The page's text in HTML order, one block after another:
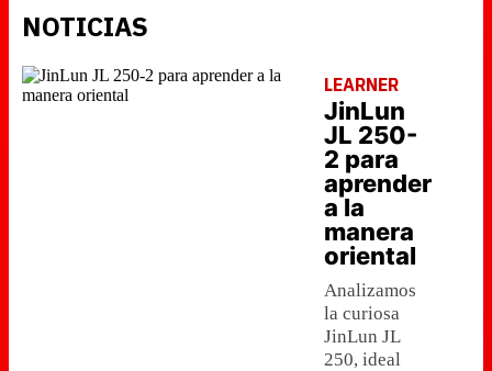
NOTICIAS
LEARNER
JinLun
JL 250-
2 para
aprender
a la
manera
oriental
Analizamos
la curiosa
JinLun JL
250, ideal